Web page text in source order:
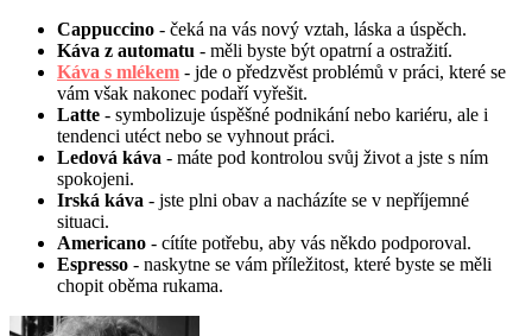
Cappuccino - čeká na vás nový vztah, láska a úspěch.
Káva z automatu - měli byste být opatrní a ostražití.
Káva s mlékem - jde o předzvěst problémů v práci, které se
vám však nakonec podaří vyřešit.
Latte - symbolizuje úspěšné podnikání nebo kariéru, ale i
tendenci utéct nebo se vyhnout práci.
Ledová káva - máte pod kontrolou svůj život a jste s ním
spokojeni.
Irská káva - jste plni obav a nacházíte se v nepříjemné
situaci.
Americano - cítíte potřebu, aby vás někdo podporoval.
Espresso - naskytne se vám příležitost, které byste se měli
chopit oběma rukama.